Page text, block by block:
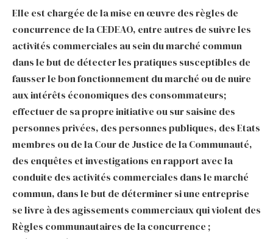
Elle est chargée de la mise en œuvre des règles de
concurrence de la CEDEAO, entre autres de suivre les
activités commerciales au sein du marché commun
dans le but de détecter les pratiques susceptibles de
fausser le bon fonctionnement du marché ou de nuire
aux intérêts économiques des consommateurs;
effectuer de sa propre initiative ou sur saisine des
personnes privées, des personnes publiques, des Etats
membres ou de la Cour de Justice de la Communauté,
des enquêtes et investigations en rapport avec la
conduite des activités commerciales dans le marché
commun, dans le but de déterminer si une entreprise
se livre à des agissements commerciaux qui violent des
Règles communautaires de la concurrence ;